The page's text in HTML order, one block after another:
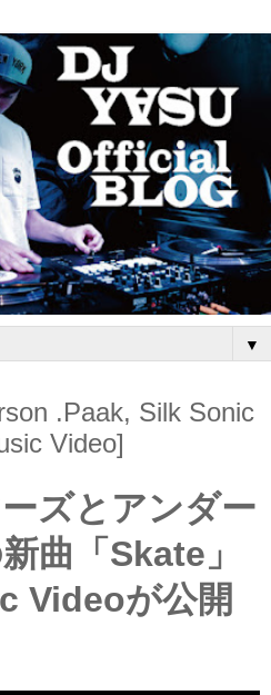
▼
.Paak, Silk Sonic
Video]
ズとアンダー
曲「Skate」
Videoが公開